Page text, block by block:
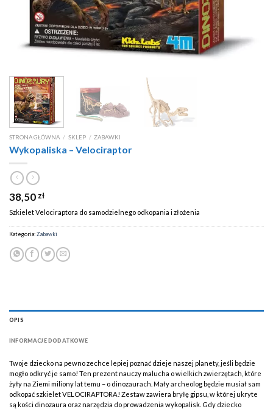
STRONA GŁÓWNA / SKLEP / ZABAWKI
Wykopaliska – Velociraptor
38,50 zł
Szkielet Velociraptora do samodzielnego odkopania i złożenia
Kategoria:Zabawki
OPIS
INFORMACJE DODATKOWE
Twoje dziecko na pewno zechce lepiej poznać dzieje naszej planety, jeśli będzie
mogło odkryć je samo! Ten prezent nauczy malucha o wielkich zwierzętach, które
żyły na Ziemi miliony lat temu – o dinozaurach. Mały archeolog będzie musiał sam
odkopać szkielet VELOCIRAPTORA! Zestaw zawiera bryłę gipsu, w której ukryte
są kości dinozaura oraz narzędzia do prowadzenia wykopalisk. Gdy dziecko